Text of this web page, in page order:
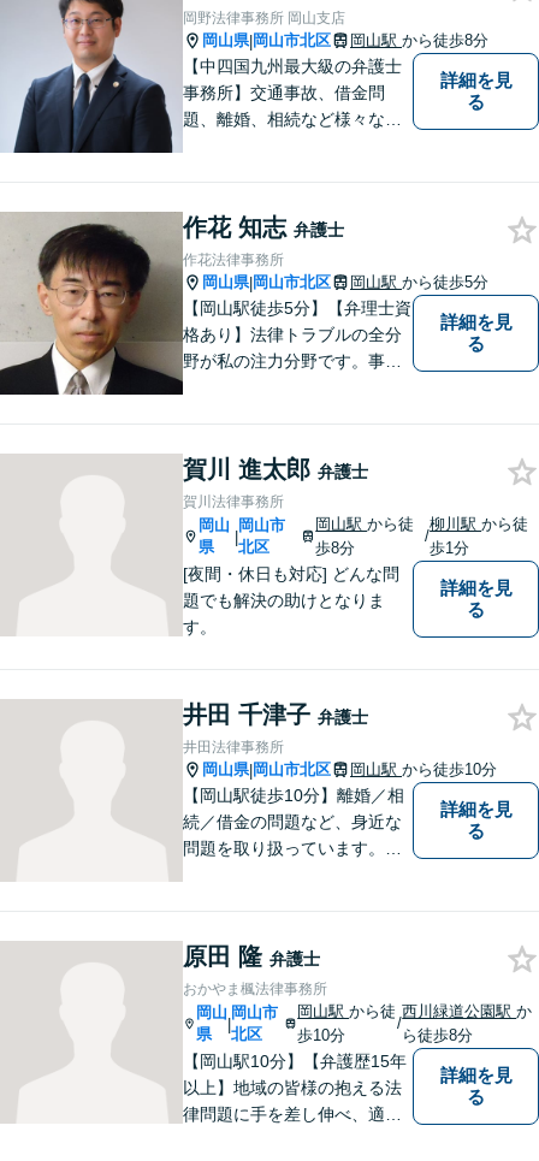
岡野法律事務所 岡山支店
岡山県|岡山市北区 岡山駅 から徒歩8分
【中四国九州最大級の弁護士
事務所】交通事故、借金問
題、離婚、相続など様々な問
い！
詳細を見
る
作花 知志 弁護士
作花法律事務所
岡山県|岡山市北区 岡山駅 から徒歩5分
【岡山駅徒歩5分】【弁理士資
格あり】法律トラブルの全分
野が私の注力分野です。事務
ラス対応】【後払い対応】
【日弁連国際人権問題委員会
所属】お困りの方は、お気軽
にご相談下さい。
詳細を見
る
賀川 進太郎 弁護士
賀川法律事務所
岡山
県
|
岡山市
北区
岡山駅から徒
歩8分
/
柳川駅から徒
歩1分
[夜間・休日も対応] どんな問
題でも解決の助けとなりま
す。
詳細を見
る
井田 千津子 弁護士
井田法律事務所
岡山県|岡山市北区 岡山駅 から徒歩10分
【岡山駅徒歩10分】離婚／相
続／借金の問題など、身近な
問題を取り扱っています。お
詳細を見
る
原田 隆 弁護士
おかやま楓法律事務所
岡山
県
|
岡山市
北区
岡山駅から徒
歩10分
/
西川緑道公園駅か
ら徒歩8分
【岡山駅10分】【弁護歴15年
以上】地域の皆様の抱える法
律問題に手を差し伸べ、適切
詳細を見
る